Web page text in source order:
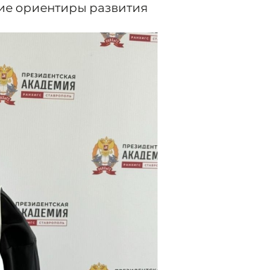
ориентиры развития